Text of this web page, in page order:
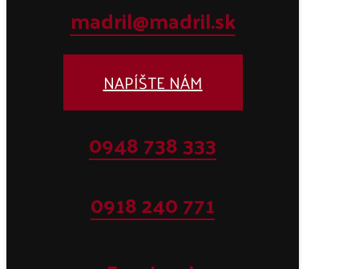
madril@madril.sk
NAPÍŠTE NÁM
0948 738 333
0918 240 771